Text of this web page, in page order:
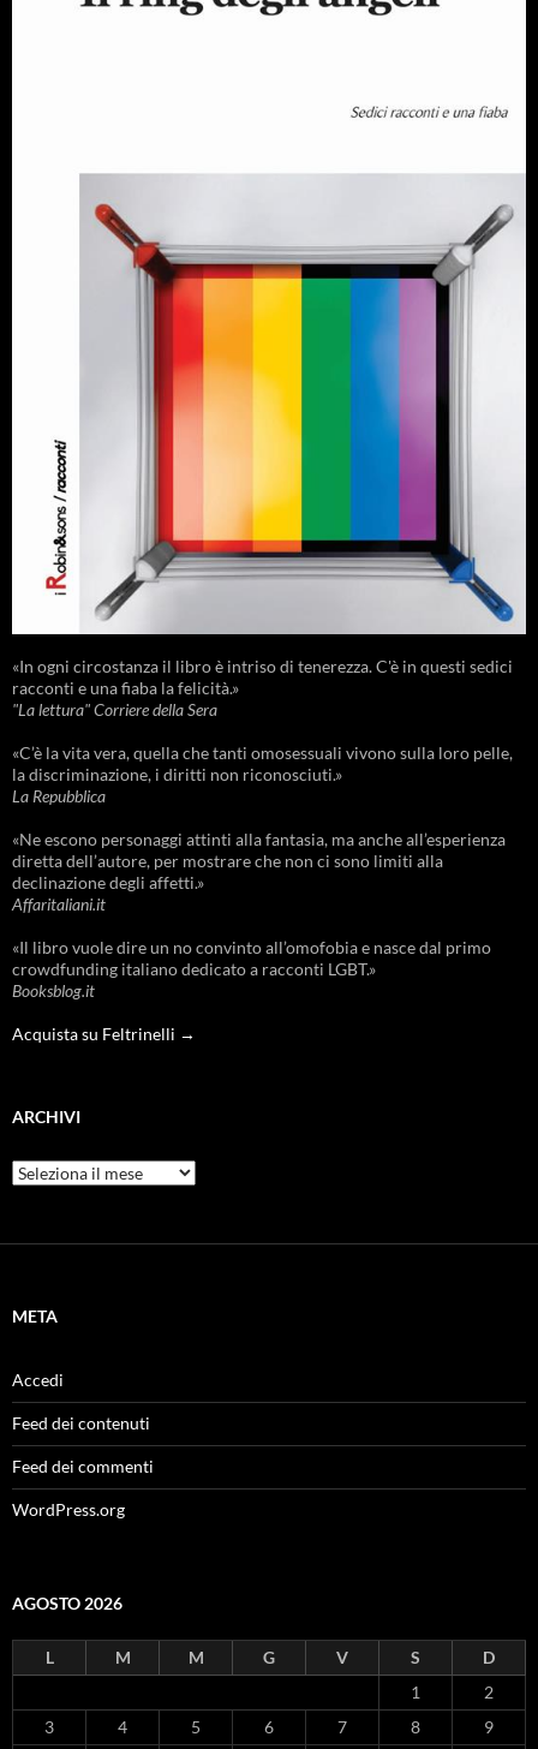
«In ogni circostanza il libro è intriso di tenerezza. C'è in questi sedici
racconti e una fiaba la felicità.»
"La lettura" Corriere della Sera
«C’è la vita vera, quella che tanti omosessuali vivono sulla loro pelle,
la discriminazione, i diritti non riconosciuti.»
La Repubblica
«Ne escono personaggi attinti alla fantasia, ma anche all’esperienza
diretta dell’autore, per mostrare che non ci sono limiti alla
declinazione degli affetti.»
Affaritaliani.it
«Il libro vuole dire un no convinto all’omofobia e nasce dal primo
crowdfunding italiano dedicato a racconti LGBT.»
Booksblog.it
Acquista su Feltrinelli →
ARCHIVI
Archivi
META
Accedi
Feed dei contenuti
Feed dei commenti
WordPress.org
AGOSTO 2026
L M M G V S
D
1
2
3
4 5 6 7 8 9